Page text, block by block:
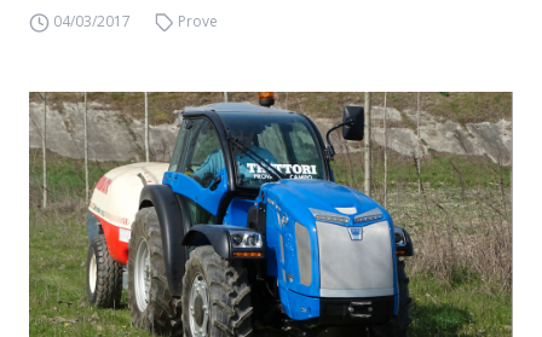
04/03/2017 Prove